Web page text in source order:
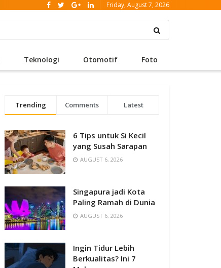
Friday, August 7, 2026
Teknologi Otomotif Foto
Trending Comments Latest
6 Tips untuk Si Kecil
yang Susah Sarapan
AUGUST 6, 2026
Singapura jadi Kota
Paling Ramah di Dunia
AUGUST 6, 2026
Ingin Tidur Lebih
Berkualitas? Ini 7